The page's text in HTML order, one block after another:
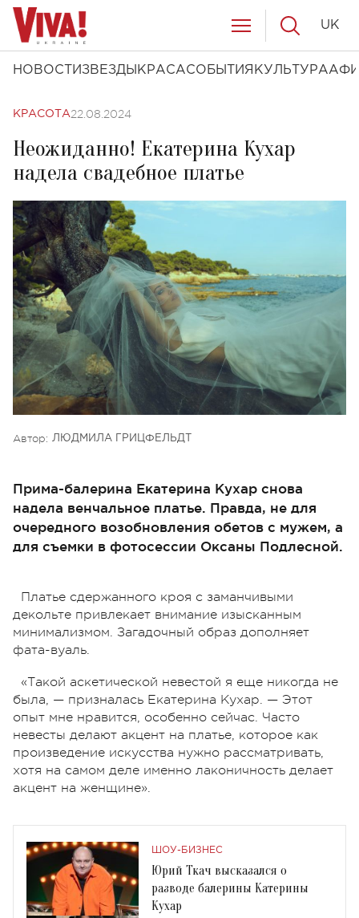
НОВОСТИ ЗВЕЗДЫ КРАСАСОБЫТИЯ КУЛЬТУРА
UK
КРАСОТА22.08.2024
Неожиданно! Екатерина Кухар
надела свадебное платье
Автор: ЛЮДМИЛА ГРИЦФЕЛЬДТ
Прима-балерина Екатерина Кухар снова
надела венчальное платье. Правда, не для
очередного возобновления обетов с мужем, а
для съемки в фотосессии Оксаны Подлесной.
Платье сдержанного кроя с заманчивыми
декольте привлекает внимание изысканным
минимализмом. Загадочный образ дополняет
фата-вуаль.
«Такой аскетической невестой я еще никогда не
была, — призналась Екатерина Кухар. — Этот
опыт мне нравится, особенно сейчас. Часто
невесты делают акцент на платье, которое как
произведение искусства нужно рассматривать,
хотя на самом деле именно лаконичность делает
акцент на женщине».
ШОУ-БИЗНЕС
Юрий Ткач высказался о
разводе балерины Катерины
Кухар